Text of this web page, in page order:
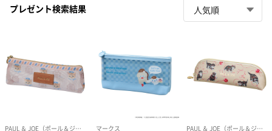
プレゼント検索結果